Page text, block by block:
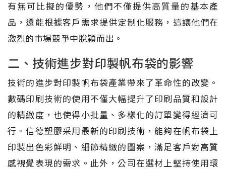
有無可比擬的優勢，他們不僅提供高質量的基本產
品，還能根據客戶需求提供定制化服務，這讓他們在
激烈的市場競爭中脫穎而出。
二、技術進步對印製帆布袋的影響
技術的進步對印製帆布袋產業帶來了革命性的改變。
數碼印刷技術的使用不僅大幅提升了印刷品質和設計
的精緻度，也使得小批量、多樣化的訂單變得經濟可
行。信德塑膠采用最新的印刷技術，能夠在帆布袋上
印製出色彩鮮明、細節精緻的圖案，滿足客戶對高質
感視覺表現的需求。此外，公司在選材上堅持使用環